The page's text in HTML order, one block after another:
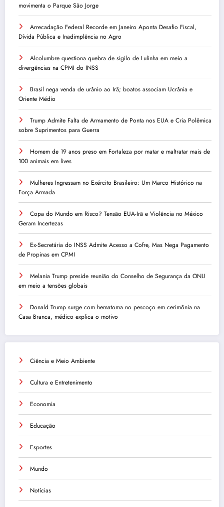
movimenta o Parque São Jorge
Arrecadação Federal Recorde em Janeiro Aponta Desafio Fiscal,
Dívida Pública e Inadimplência no Agro
Alcolumbre questiona quebra de sigilo de Lulinha em meio a
divergências na CPMI do INSS
Brasil nega venda de urânio ao Irã; boatos associam Ucrânia e
Oriente Médio
Trump Admite Falta de Armamento de Ponta nos EUA e Cria Polêmica
sobre Suprimentos para Guerra
Homem de 19 anos preso em Fortaleza por matar e maltratar mais de
100 animais em lives
Mulheres Ingressam no Exército Brasileiro: Um Marco Histórico na
Força Armada
Copa do Mundo em Risco? Tensão EUA-Irã e Violência no México
Geram Incertezas
Ex-Secretária do INSS Admite Acesso a Cofre, Mas Nega Pagamento
de Propinas em CPMI
Melania Trump preside reunião do Conselho de Segurança da ONU
em meio a tensões globais
Donald Trump surge com hematoma no pescoço em cerimônia na
Casa Branca, médico explica o motivo
Ciência e Meio Ambiente
Cultura e Entretenimento
Economia
Educação
Esportes
Mundo
Notícias